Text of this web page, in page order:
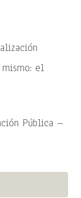
mismo: el
Pública –